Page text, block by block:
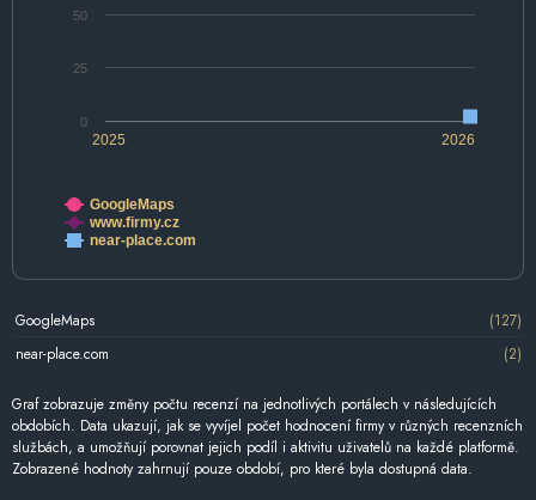
2025 2026
0
25
50
GoogleMaps
www.firmy.cz
near-place.com
GoogleMaps
(127)
near-place.com
(2)
Graf zobrazuje změny počtu recenzí na jednotlivých portálech v následujících
obdobích. Data ukazují, jak se vyvíjel počet hodnocení firmy v různých recenzních
službách, a umožňují porovnat jejich podíl i aktivitu uživatelů na každé platformě.
Zobrazené hodnoty zahrnují pouze období, pro které byla dostupná data.